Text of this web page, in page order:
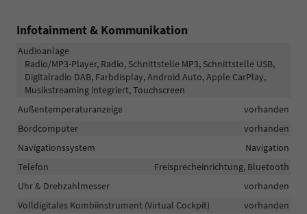
Infotainment & Kommunikation
Audioanlage
Radio/MP3-Player, Radio, Schnittstelle MP3, Schnittstelle USB,
Digitalradio DAB, Farbdisplay, Android Auto, Apple CarPlay,
Musikstreaming integriert, Touchscreen
Außentemperaturanzeige
vorhanden
Bordcomputer
vorhanden
Navigationssystem
Navigation
Telefon
Freisprecheinrichtung, Bluetooth
Uhr & Drehzahlmesser
vorhanden
Volldigitales Kombiinstrument (Virtual Cockpit)
vorhanden